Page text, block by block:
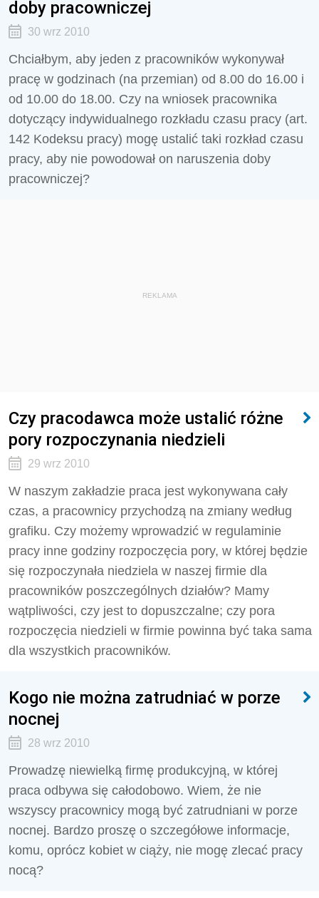
doby pracowniczej
30 wrz 2010
Chciałbym, aby jeden z pracowników wykonywał
pracę w godzinach (na przemian) od 8.00 do 16.00 i
od 10.00 do 18.00. Czy na wniosek pracownika
dotyczący indywidualnego rozkładu czasu pracy (art.
142 Kodeksu pracy) mogę ustalić taki rozkład czasu
pracy, aby nie powodował on naruszenia doby
pracowniczej?
REKLAMA
Czy pracodawca może ustalić różne
pory rozpoczynania niedzieli
29 wrz 2010
W naszym zakładzie praca jest wykonywana cały
czas, a pracownicy przychodzą na zmiany według
grafiku. Czy możemy wprowadzić w regulaminie
pracy inne godziny rozpoczęcia pory, w której będzie
się rozpoczynała niedziela w naszej firmie dla
pracowników poszczególnych działów? Mamy
wątpliwości, czy jest to dopuszczalne; czy pora
rozpoczęcia niedzieli w firmie powinna być taka sama
dla wszystkich pracowników.
Kogo nie można zatrudniać w porze
nocnej
28 wrz 2010
Prowadzę niewielką firmę produkcyjną, w której
praca odbywa się całodobowo. Wiem, że nie
wszyscy pracownicy mogą być zatrudniani w porze
nocnej. Bardzo proszę o szczegółowe informacje,
komu, oprócz kobiet w ciąży, nie mogę zlecać pracy
nocą?